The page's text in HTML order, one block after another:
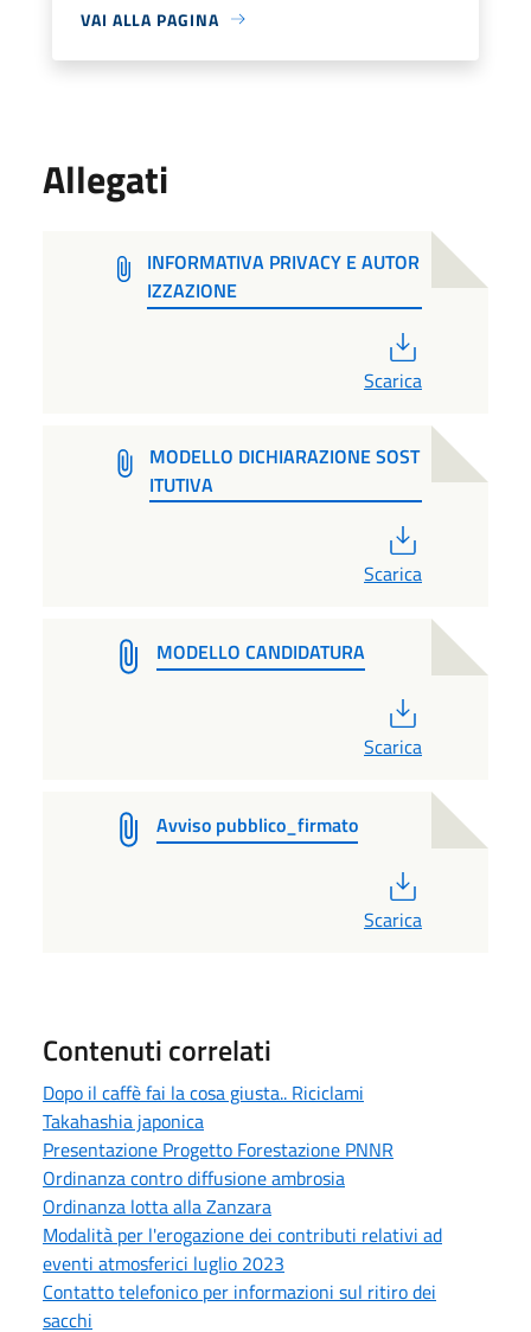
VAI ALLA PAGINA
Allegati
INFORMATIVA PRIVACY E AUTOR
IZZAZIONE
Scarica
MODELLO DICHIARAZIONE SOST
ITUTIVA
Scarica
MODELLO CANDIDATURA
Scarica
Avviso pubblico_firmato
Scarica
Contenuti correlati
Dopo il caffè fai la cosa giusta.. Riciclami
Takahashia japonica
Presentazione Progetto Forestazione PNNR
Ordinanza contro diffusione ambrosia
Ordinanza lotta alla Zanzara
Modalità per l'erogazione dei contributi relativi ad
eventi atmosferici luglio 2023
Contatto telefonico per informazioni sul ritiro dei
sacchi